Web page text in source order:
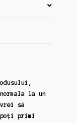
la un
vrei să
primi